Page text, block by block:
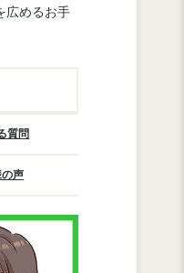
広めるお手
質問
の声